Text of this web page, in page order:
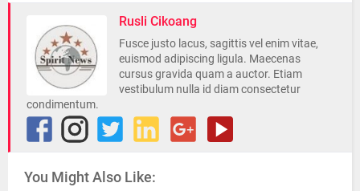
Rusli Cikoang
Fusce justo lacus, sagittis vel enim vitae,
euismod adipiscing ligula. Maecenas
cursus gravida quam a auctor. Etiam
vestibulum nulla id diam consectetur
condimentum.
You Might Also Like: